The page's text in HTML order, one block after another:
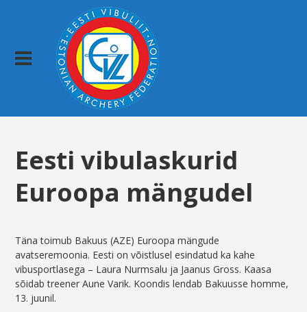
Eesti vibulaskurid
Euroopa mängudel
Täna toimub Bakuus (AZE) Euroopa mängude
avatseremoonia. Eesti on võistlusel esindatud ka kahe
vibusportlasega – Laura Nurmsalu ja Jaanus Gross. Kaasa
sõidab treener Aune Varik. Koondis lendab Bakuusse homme,
13. juunil.